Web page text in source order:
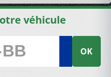
véhicule
OK